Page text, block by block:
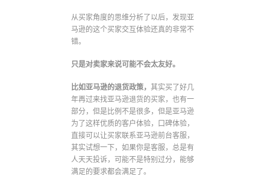
从买家角度的思维分析了以后，发现亚
马逊的这个买家交互体验还真的非常不
错。
只是对卖家来说可能不会太友好。
比如亚马逊的退货政策，其实买了好几
年再过来找亚马逊退货的买家，也有一
部分，但是比例不是很多，但是亚马逊
为了这样优质的客户体验，口碑体验，
直接可以让买家联系亚马逊前台客服，
其实试想一下，如果你是客服，总是有
人天天投诉，可能不是特别过分，能够
满足的要求都会满足了。